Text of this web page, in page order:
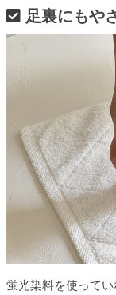
足裏にもや
蛍光染料を使って